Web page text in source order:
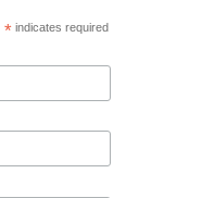
* indicates required